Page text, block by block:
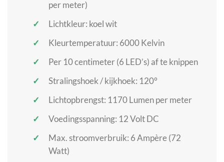
per meter)
Lichtkleur: koel wit
Kleurtemperatuur: 6000 Kelvin
Per 10 centimeter (6 LED’s) af te knippen
Stralingshoek / kijkhoek: 120°
Lichtopbrengst: 1170 Lumen per meter
Voedingsspanning: 12 Volt DC
Max. stroomverbruik: 6 Ampère (72
Watt)